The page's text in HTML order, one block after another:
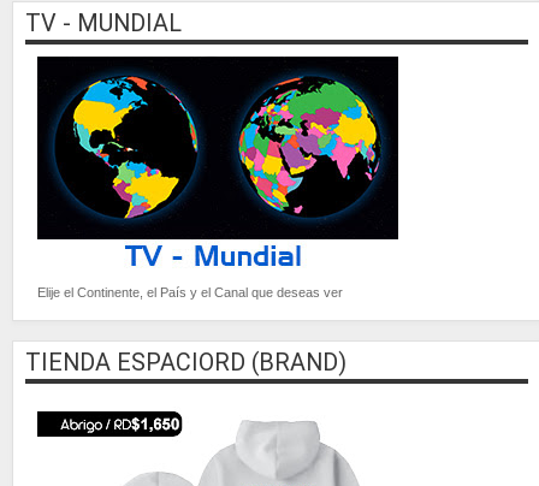
TV - MUNDIAL
Elije el Continente, el País y el Canal que deseas ver
TIENDA ESPACIORD (BRAND)